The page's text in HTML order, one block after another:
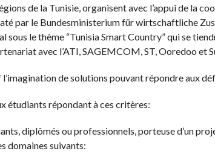
de la Tunisie, organisent avec l’appui de la
par le Bundesministerium für wirtschaftliche
sous le thème “Tunisia Smart Country” qui se
avec l’ATI, SAGEMCOM, ST, Ooredoo et
de solutions pouvant répondre aux
étudiants répondant à ces critères:
diplômés ou professionnels, porteuse d’un
domaines suivants: